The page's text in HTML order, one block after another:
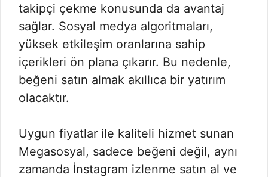
takipçi çekme konusunda da avantaj
sağlar. Sosyal medya algoritmaları,
yüksek etkileşim oranlarına sahip
içerikleri ön plana çıkarır. Bu nedenle,
beğeni satın almak akıllıca bir yatırım
olacaktır.
Uygun fiyatlar ile kaliteli hizmet sunan
Megasosyal, sadece beğeni değil, aynı
zamanda İnstagram izlenme satın al ve